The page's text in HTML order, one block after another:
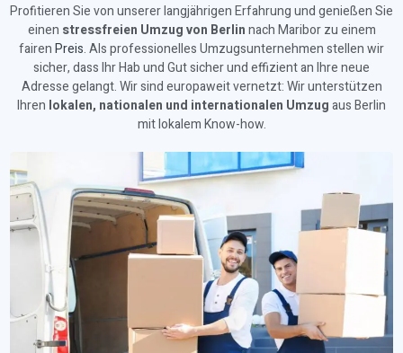
Profitieren Sie von unserer langjährigen Erfahrung und genießen Sie
einen stressfreien Umzug von Berlinnach Maribor zu einem
fairenPreis. Als professionelles Umzugsunternehmen stellen wir
sicher, dass Ihr Hab und Gut sicher und effizient an Ihre neue
Adresse gelangt. Wir sind europaweit vernetzt: Wir unterstützen
Ihren lokalen, nationalen und internationalen Umzugaus Berlin
mit lokalem Know-how.